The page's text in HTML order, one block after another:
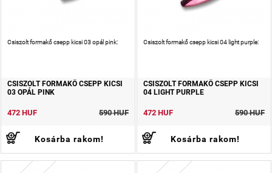
Csiszolt formakő csepp kicsi 03 opál pink:
CSISZOLT FORMAKŐ CSEPP KICSI
03 OPÁL PINK
472 HUF 590 HUF
Kosárba rakom!
Csiszolt formakő csepp kicsi 04 light purple:
CSISZOLT FORMAKŐ CSEPP KICSI
04 LIGHT PURPLE
472 HUF 590 HUF
Kosárba rakom!